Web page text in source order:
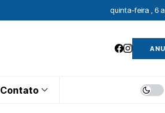
quinta-feira , 6
Contato